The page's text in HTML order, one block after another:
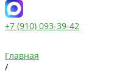
+7 (910) 093-39-42
Главная
/